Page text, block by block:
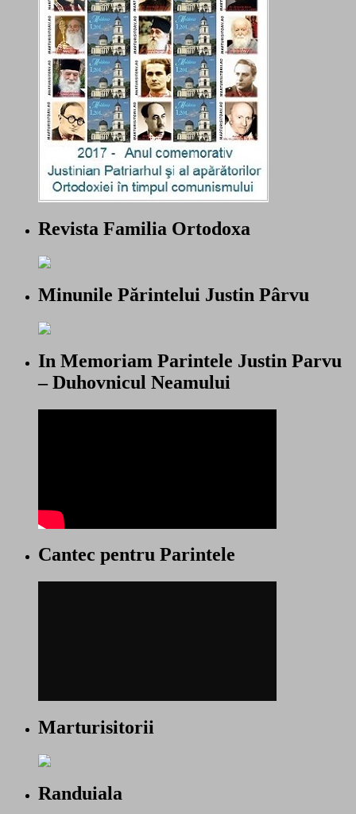
Revista Familia Ortodoxa
Minunile Părintelui Justin Pârvu
In Memoriam Parintele Justin Parvu
– Duhovnicul Neamului
Cantec pentru Parintele
Marturisitorii
Randuiala